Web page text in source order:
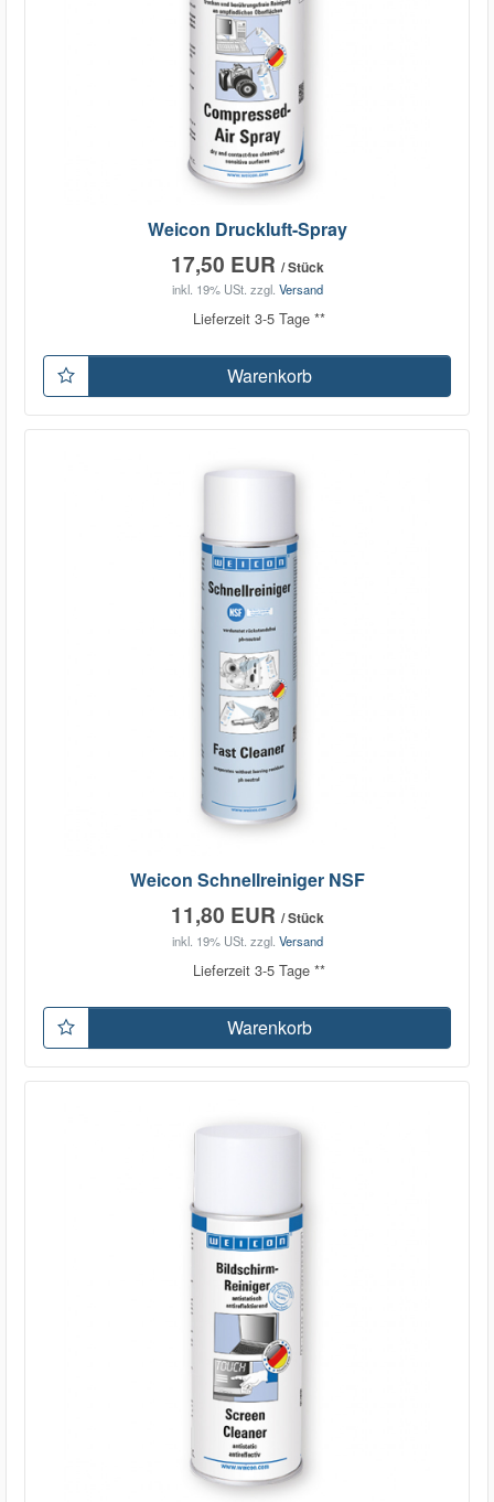
Weicon Druckluft-Spray
17,50 EUR / Stück
inkl. 19% USt. zzgl. Versand
Lieferzeit 3-5 Tage **
Warenkorb
Weicon Schnellreiniger NSF
11,80 EUR / Stück
inkl. 19% USt. zzgl. Versand
Lieferzeit 3-5 Tage **
Warenkorb